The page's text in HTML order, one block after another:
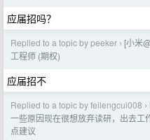
应届招吗？
Replied to a topic by peeker › [小米
工程师 (期权)
应届招不
Replied to a topic by feilengcui008 ›
一些原因现在很想放弃读研，出去工
点建议